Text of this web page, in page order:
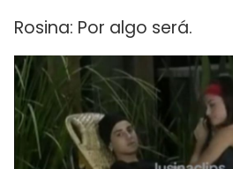
Rosina: Por algo será.